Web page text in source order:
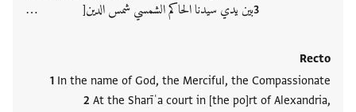
بين يدي سيدنا الحاكم الشمسي شمس الدين[ …
Recto
In the name of God, the Merciful, the Compassionate
At the Sharīʿa court in [the po]rt of Alexandria,